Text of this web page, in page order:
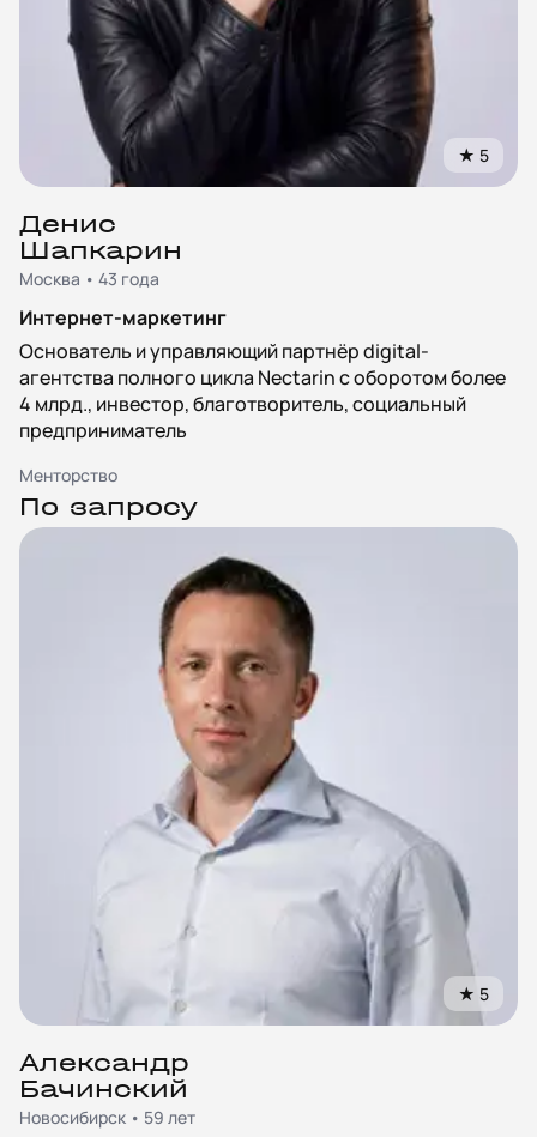
★ 5
Денис
Шапкарин
Москва • 43 года
Интернет-маркетинг
Основатель и управляющий партнёр digital-
агентства полного цикла Nectarin с оборотом более
4 млрд., инвестор, благотворитель, социальный
предприниматель
Менторство
По запросу
★ 5
Александр
Бачинский
Новосибирск • 59 лет